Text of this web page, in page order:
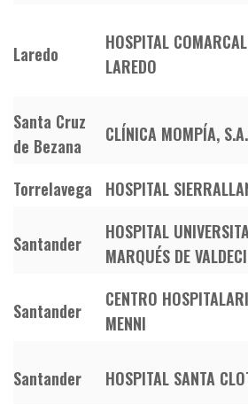
Laredo
HOSPITAL
LAREDO
Santa Cruz
de Bezana
CLÍNICA MOMPÍA,
Torrelavega
HOSPITAL
Santander
HOSPITAL
MARQUÉS DE
Santander
CENTRO
MENNI
Santander HOSPITAL SANTA